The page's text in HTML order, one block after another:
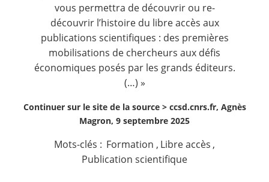
vous permettra de découvrir ou re-
découvrir l’histoire du libre accès aux
publications scientifiques : des premières
mobilisations de chercheurs aux défis
économiques posés par les grands éditeurs.
(…) »
Continuer sur le site de la source > ccsd.cnrs.fr, Agnès
Magron, 9 septembre 2025
Mots-clés : Formation , Libre accès ,
Publication scientifique